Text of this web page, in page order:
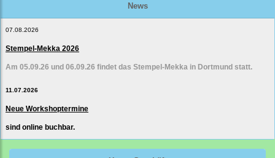
News
07.08.2026
Stempel-Mekka 2026
Am 05.09.26 und 06.09.26 findet das Stempel-Mekka in Dortmund statt.
11.07.2026
Neue Workshoptermine
sind online buchbar.